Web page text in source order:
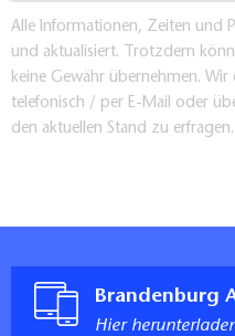
Alle Informationen, Zeiten und
und aktualisiert. Trotzdem
keine Gewähr übernehmen.
telefonisch / per E-Mail oder
den aktuellen Stand zu erfragen.
Brandenburg
Hier